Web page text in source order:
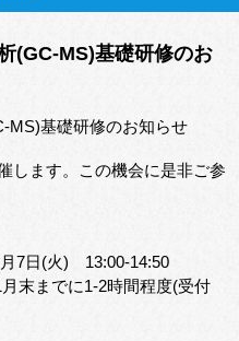
(GC-MS)基礎研修のお
MS)基礎研修のお知らせ
します。
この機会に是非ご参
日(火) 13:00-14:50
末までに1-2時間程度(受付